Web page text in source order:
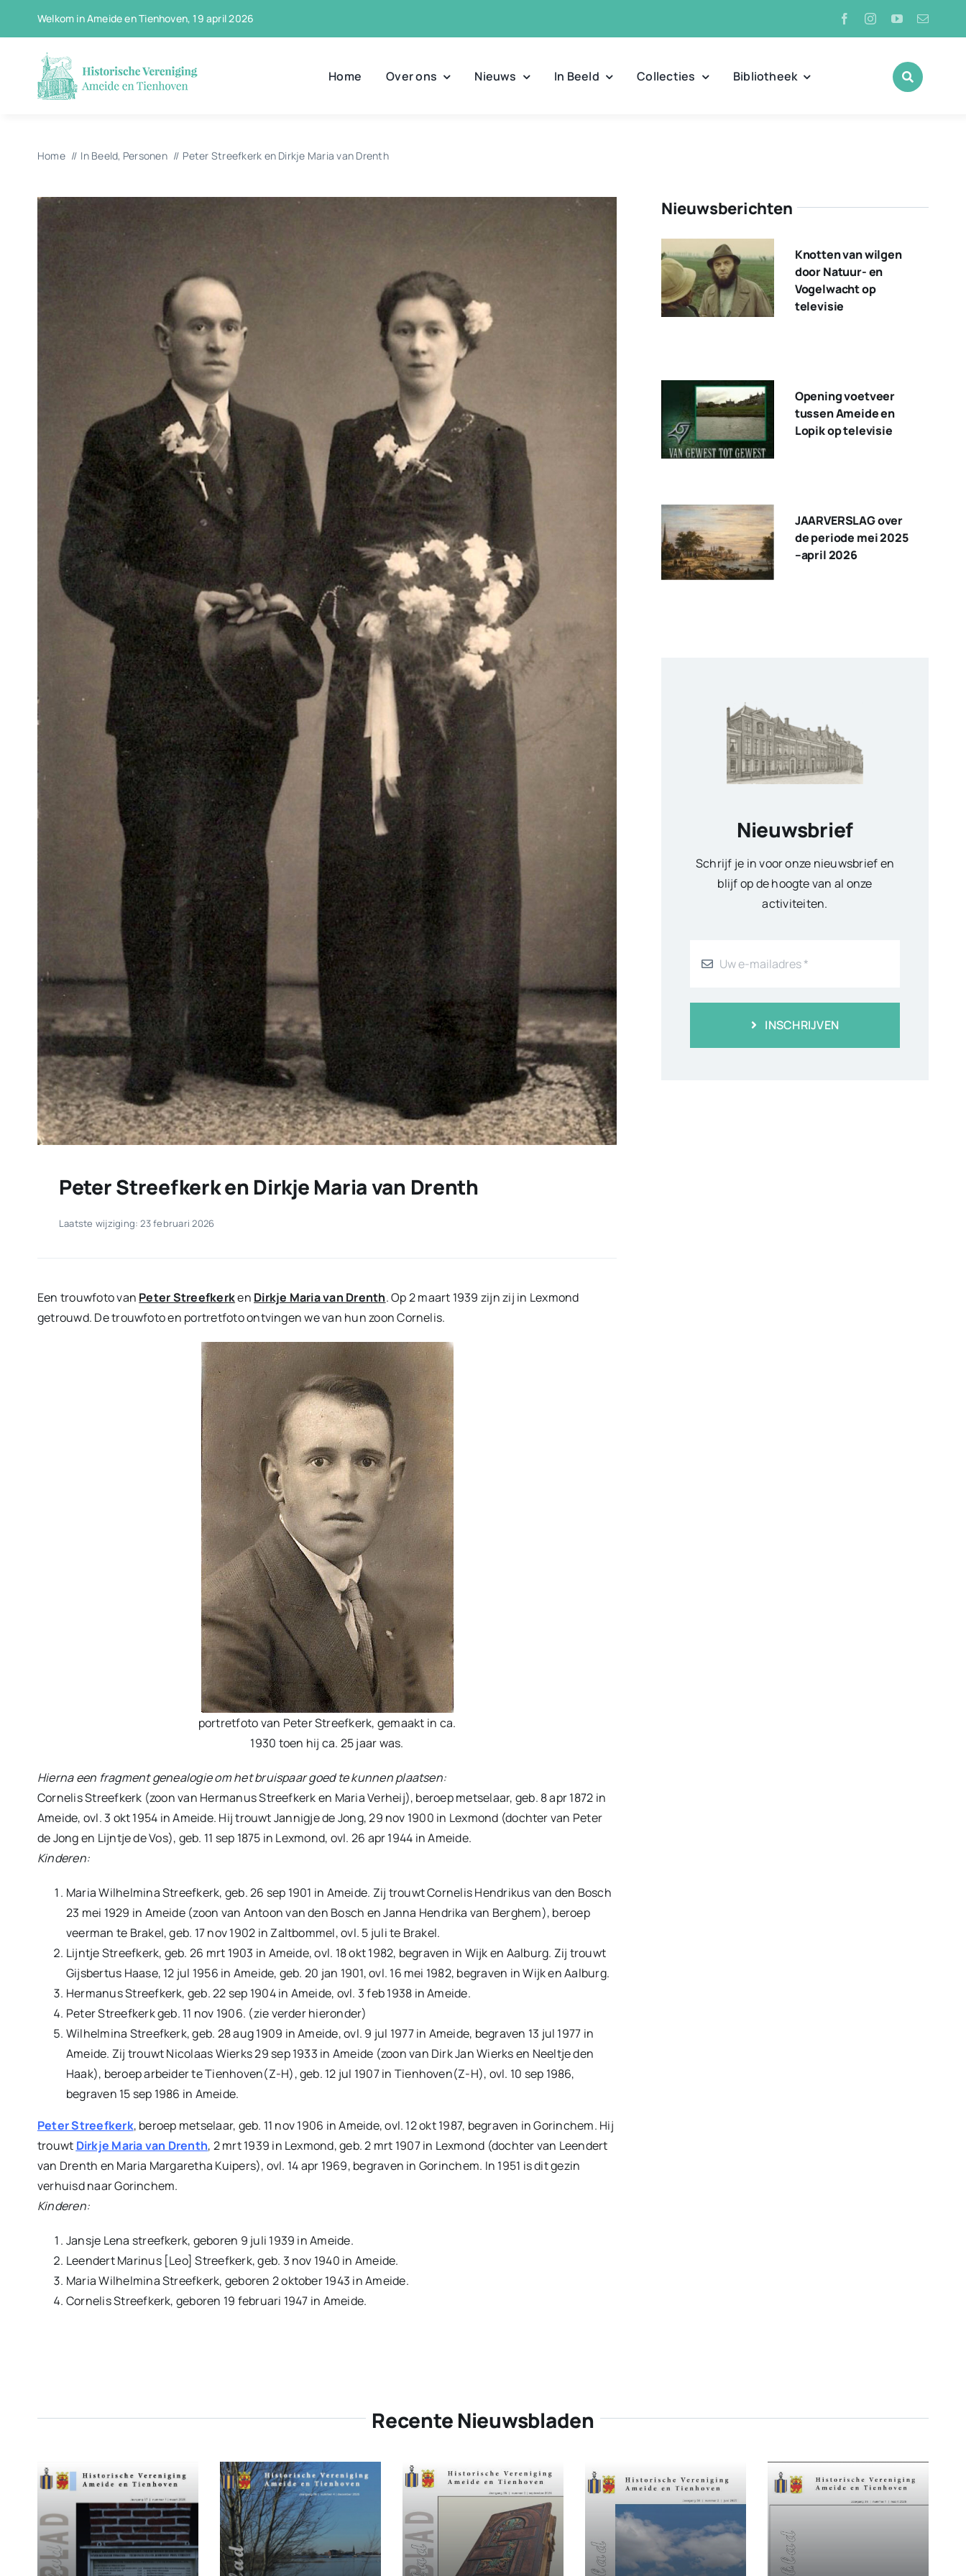
Welkom in Ameide en Tienhoven, 19 april 2026
Home Over ons Nieuws In Beeld Collecties Bibliotheek
Home In Beeld Personen Peter Streefkerk en Dirkje Maria van Drenth
Peter Streefkerk en Dirkje Maria van Drenth
Laatste wijziging: 23 februari 2026
Een trouwfoto van Peter Streefkerken Dirkje Maria van Drenth. Op 2 maart 1939 zijn zij in Lexmond
getrouwd. De trouwfoto en portretfoto ontvingen we van hun zoon Cornelis.
portretfoto van Peter Streefkerk, gemaakt in ca.
1930 toen hij ca. 25 jaar was.
Hierna een fragment genealogie om het bruispaar goed te kunnen plaatsen:
Cornelis Streefkerk (zoon van Hermanus Streefkerk en Maria Verheij), beroep metselaar, geb. 8 apr 1872 in
Ameide, ovl. 3 okt 1954 in Ameide. Hij trouwt Jannigje de Jong, 29 nov 1900 in Lexmond (dochter van Peter
de Jong en Lijntje de Vos), geb. 11 sep 1875 in Lexmond, ovl. 26 apr 1944 in Ameide.
Kinderen:
Maria Wilhelmina Streefkerk, geb. 26 sep 1901 in Ameide. Zij trouwt Cornelis Hendrikus van den Bosch
23 mei 1929 in Ameide (zoon van Antoon van den Bosch en Janna Hendrika van Berghem), beroep
veerman te Brakel, geb. 17 nov 1902 in Zaltbommel, ovl. 5 juli te Brakel.
Lijntje Streefkerk, geb. 26 mrt 1903 in Ameide, ovl. 18 okt 1982, begraven in Wijk en Aalburg. Zij trouwt
Gijsbertus Haase, 12 jul 1956 in Ameide, geb. 20 jan 1901, ovl. 16 mei 1982, begraven in Wijk en Aalburg.
Hermanus Streefkerk, geb. 22 sep 1904 in Ameide, ovl. 3 feb 1938 in Ameide.
Peter Streefkerk geb. 11 nov 1906. (zie verder hieronder)
Wilhelmina Streefkerk, geb. 28 aug 1909 in Ameide, ovl. 9 jul 1977 in Ameide, begraven 13 jul 1977 in
Ameide. Zij trouwt Nicolaas Wierks 29 sep 1933 in Ameide (zoon van Dirk Jan Wierks en Neeltje den
Haak), beroep arbeider te Tienhoven(Z-H), geb. 12 jul 1907 in Tienhoven(Z-H), ovl. 10 sep 1986,
begraven 15 sep 1986 in Ameide.
Peter Streefkerk, beroep metselaar, geb. 11 nov 1906 in Ameide, ovl. 12 okt 1987, begraven in Gorinchem. Hij
trouwt Dirkje Maria van Drenth, 2 mrt 1939 in Lexmond, geb. 2 mrt 1907 in Lexmond (dochter van Leendert
van Drenth en Maria Margaretha Kuipers), ovl. 14 apr 1969, begraven in Gorinchem. In 1951 is dit gezin
verhuisd naar Gorinchem.
Kinderen:
Jansje Lena streefkerk, geboren 9 juli 1939 in Ameide.
Leendert Marinus [Leo] Streefkerk, geb. 3 nov 1940 in Ameide.
Maria Wilhelmina Streefkerk, geboren 2 oktober 1943 in Ameide.
Cornelis Streefkerk, geboren 19 februari 1947 in Ameide.
Nieuwsberichten
Knotten van wilgen
door Natuur- en
Vogelwacht op
televisie
Opening voetveer
tussen Ameide en
Lopik op televisie
JAARVERSLAG over
de periode mei 2025
–april 2026
Nieuwsbrief
Schrijf je in voor onze nieuwsbrief en
blijf op de hoogte van al onze
activiteiten.
INSCHRIJVEN
Recente Nieuwsbladen